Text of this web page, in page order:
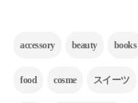
accessory beauty books
food cosme スイーツ